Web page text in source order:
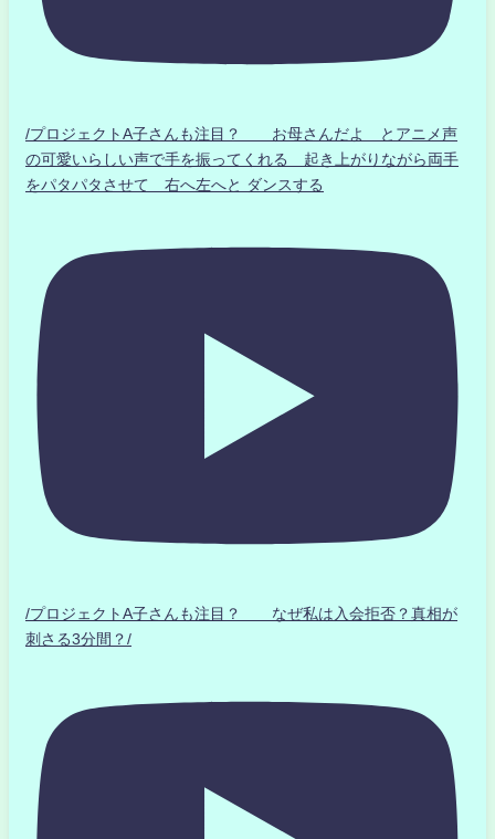
/プロジェクトA子さんも注目？ お母さんだよ とアニメ声
の可愛いらしい声で手を振ってくれる 起き上がりながら両手
をパタパタさせて 右へ左へと ダンスする
/プロジェクトA子さんも注目？ なぜ私は入会拒否？真相が
刺さる3分間？/